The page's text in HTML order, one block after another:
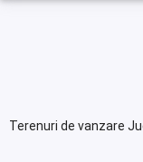
Terenuri de vanzare